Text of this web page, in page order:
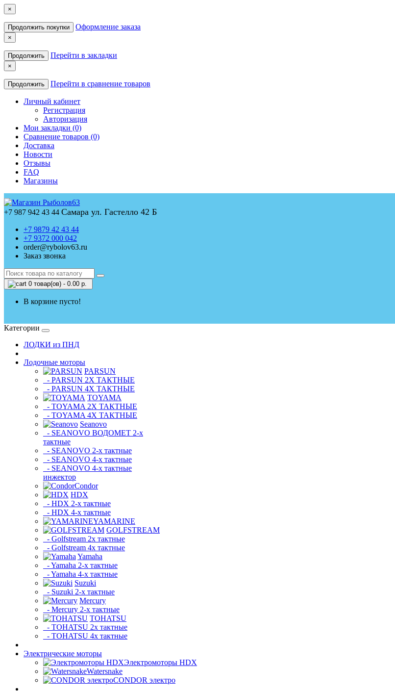
×
Продолжить покупки Оформление заказа
×
Продолжить Перейти в закладки
×
Продолжить Перейти в сравнение товаров
Личный кабинет
Регистрация
Авторизация
Мои закладки (0)
Сравнение товаров (0)
Доставка
Новости
Отзывы
FAQ
Магазины
+7 987 942 43 44 Самара ул. Гастелло 42 Б
+7 9879 42 43 44
+7 9372 000 042
order@rybolov63.ru
Заказ звонка
0 товар(ов) - 0.00 р.
В корзине пусто!
Категории
ЛОДКИ из ПНД
Лодочные моторы
PARSUN
- PARSUN 2Х ТАКТНЫЕ
- PARSUN 4Х ТАКТНЫЕ
TOYAMA
- TOYAMA 2Х ТАКТНЫЕ
- TOYAMA 4Х ТАКТНЫЕ
Seanovo
- SEANOVO ВОДОМЕТ 2-х
тактные
- SEANOVO 2-х тактные
- SEANOVO 4-х тактные
- SEANOVO 4-х тактные
инжектор
Condor
HDX
- HDX 2-х тактные
- HDX 4-х тактные
YAMARINE
GOLFSTREAM
- Golfstream 2х тактные
- Golfstream 4х тактные
Yamaha
- Yamaha 2-х тактные
- Yamaha 4-х тактные
Suzuki
- Suzuki 2-х тактные
Mercury
- Mercury 2-х тактные
TOHATSU
- TOHATSU 2х тактные
- TOHATSU 4х тактные
Электрические моторы
Электромоторы HDX
Watersnake
CONDOR электро